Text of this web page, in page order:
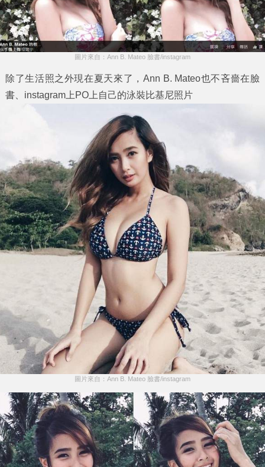
圖片來自：Ann B. Mateo 臉書/instagram
除了生活照之外現在夏天來了，Ann B. Mateo也不吝嗇在臉
書、instagram上PO上自己的泳裝比基尼照片
圖片來自：Ann B. Mateo 臉書/instagram